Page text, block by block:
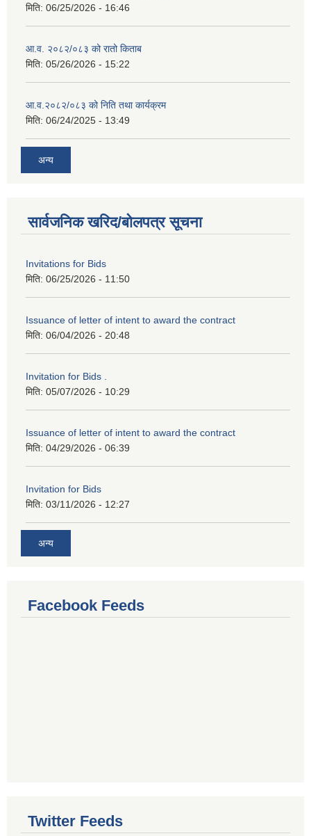
मिति: 06/25/2026 - 16:46
आ.व. २०८२/०८३ को रातो किताब
मिति: 05/26/2026 - 15:22
आ.व.२०८२/०८३ को निति तथा कार्यक्रम
मिति: 06/24/2025 - 13:49
अन्य
सार्वजनिक खरिद/बोलपत्र सूचना
Invitations for Bids
मिति: 06/25/2026 - 11:50
Issuance of letter of intent to award the contract
मिति: 06/04/2026 - 20:48
Invitation for Bids .
मिति: 05/07/2026 - 10:29
Issuance of letter of intent to award the contract
मिति: 04/29/2026 - 06:39
Invitation for Bids
मिति: 03/11/2026 - 12:27
अन्य
Facebook Feeds
Twitter Feeds